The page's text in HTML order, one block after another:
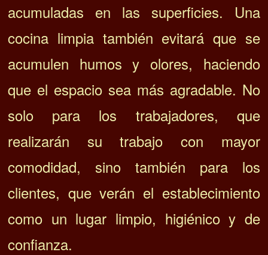
acumuladas en las superficies. Una
cocina limpia también evitará que se
acumulen humos y olores, haciendo
que el espacio sea más agradable. No
solo para los trabajadores, que
realizarán su trabajo con mayor
comodidad, sino también para los
clientes, que verán el establecimiento
como un lugar limpio, higiénico y de
confianza.